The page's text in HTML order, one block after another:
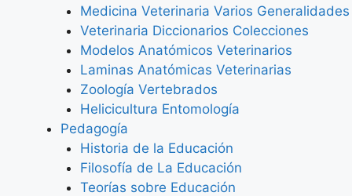
Medicina Veterinaria Varios Generalidades
Veterinaria Diccionarios Colecciones
Modelos Anatómicos Veterinarios
Laminas Anatómicas Veterinarias
Zoología Vertebrados
Helicicultura Entomología
Pedagogía
Historia de la Educación
Filosofía de La Educación
Teorías sobre Educación